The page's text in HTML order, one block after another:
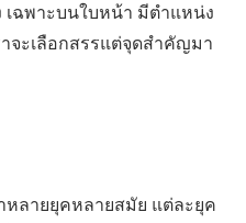
เฉพาะบนใบหน้า มีตําแหน่ง
จะเลือกสรรแต่จุดสําคัญมา
ลายยุคหลายสมัย แต่ละยุค